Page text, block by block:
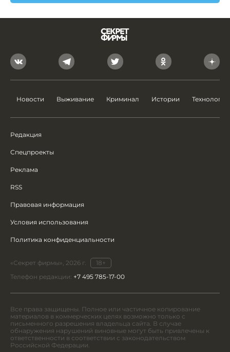
Новости Выживание Криминал Истории Технологии
Редакция
Спецпроекты
Реклама
RSS
Правовая информация
Условия использования
Политика конфиденциальности
«Секрет фирмы», 2026 г.
18+
Телефон редакции: +7 495 785-17-00
Все права защищены. Полное или частичное копирование
материалов в коммерческих целях возможно только с
письменного разрешения владельца сайта. В случае
обнаружения нарушений виновные могут быть привлечены к
ответственности в соответствии с законодательством
Российской Федерации.